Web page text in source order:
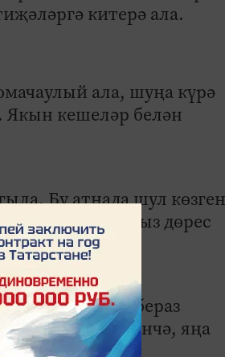
китерә ала.
ала, шуңа күрә
кешеләр белән
Бу атнада шул
Эчке тавышыгыз дөрес
кебек, сезне бераз
Киресенчә, яңа